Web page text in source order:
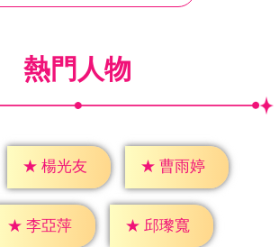
熱門人物
★ 楊光友 ★ 曹雨婷
★ 李亞萍 ★ 邱瓈寬